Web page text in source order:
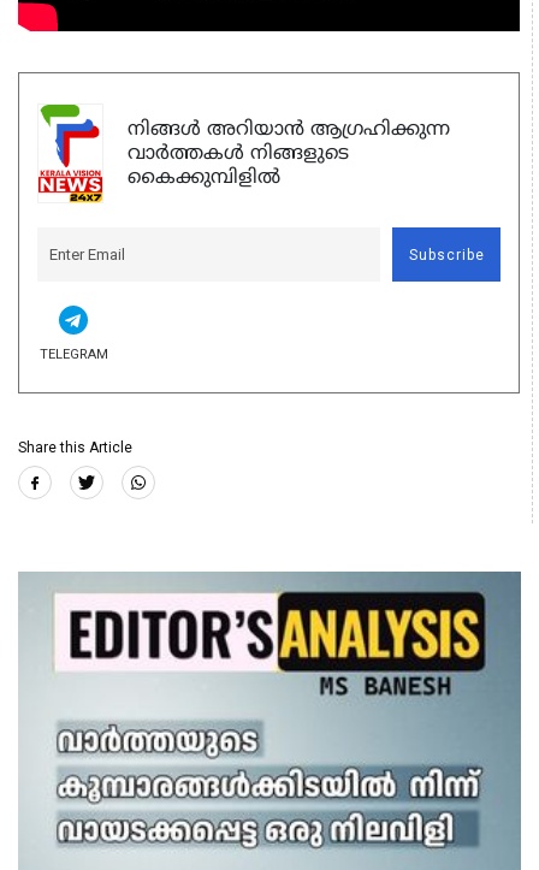
നിങ്ങൾ അറിയാൻ ആഗ്രഹിക്കുന്ന
വാർത്തകൾ നിങ്ങളുടെ
കൈക്കുമ്പിളിൽ
Subscribe
TELEGRAM
Share this Article